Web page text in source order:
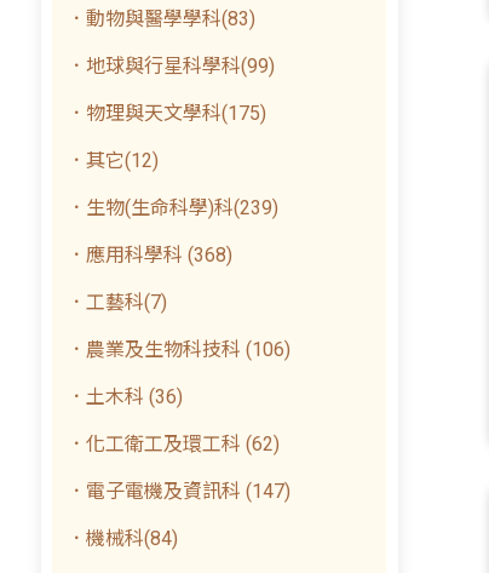
．動物與醫學學科(83)
．地球與行星科學科(99)
．物理與天文學科(175)
．其它(12)
．生物(生命科學)科(239)
．應用科學科 (368)
．工藝科(7)
．農業及生物科技科 (106)
．土木科 (36)
．化工衛工及環工科 (62)
．電子電機及資訊科 (147)
．機械科(84)